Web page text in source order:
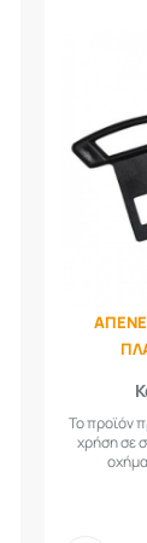
Το προϊόν
χρήση σε